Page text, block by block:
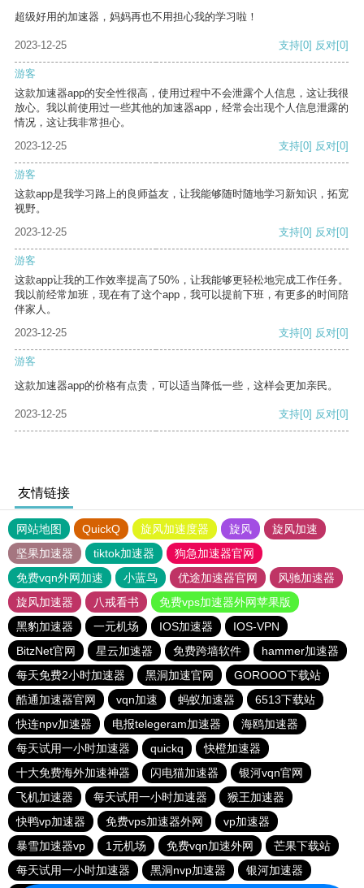
超级好用的加速器，妈妈再也不用担心我的学习啦！
2023-12-25 支持[0] 反对[0]
游客
这款加速器app的安全性很高，使用过程中不会泄露个人信息，这让我很
放心。我以前使用过一些其他的加速器app，经常会出现个人信息泄露的
情况，这让我非常担心。
2023-12-25
支持[0] 反对[0]
游客
这款app是我学习路上的良师益友，让我能够随时随地学习新知识，拓宽
视野。
2023-12-25
支持[0] 反对[0]
游客
这款app让我的工作效率提高了50%，让我能够更轻松地完成工作任务。
我以前经常加班，现在有了这个app，我可以提前下班，有更多的时间陪
伴家人。
2023-12-25
支持[0] 反对[0]
游客
这款加速器app的价格有点贵，可以适当降低一些，这样会更加亲民。
2023-12-25 支持[0] 反对[0]
友情链接
网站地图 QuickQ 旋风加速度器 旋风
旋风加速
坚果加速器
tiktok加速器
狗急加速器官网
免费vqn外网加速
小蓝鸟 优途加速器官网
风驰加速器
旋风加速器
八戒看书
免费vps加速器外网苹果版
黑豹加速器
一元机场 IOS加速器
IOS-VPN
BitzNet官网
星云加速器 免费跨墙软件
hammer加速器
每天免费2小时加速器
黑洞加速官网
GOROOO下载站
酷通加速器官网
vqn加速 蚂蚁加速器
6513下载站
快连npv加速器
电报telegeram加速器
海鸥加速器
每天试用一小时加速器
quickq
快橙加速器
十大免费海外加速神器
闪电猫加速器
银河vqn官网
飞机加速器
每天试用一小时加速器
猴王加速器
快鸭vp加速器
免费vps加速器外网
vp加速器
暴雪加速器vp
1元机场 免费vqn加速外网
芒果下载站
每天试用一小时加速器
黑洞nvp加速器 银河加速器